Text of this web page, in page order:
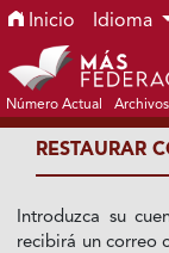
Ir al menú de
Ir al contenido
Ir al pie de página
Inicio Idioma
Número Actual Archivos
RESTAURAR
Introduzca su
recibirá un correo